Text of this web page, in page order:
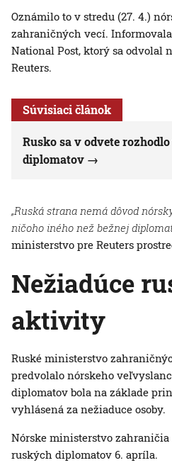
Oznámilo to v stredu (27. 4.)
zahraničných vecí.
National Post, ktorý sa odvolal
Reuters.
Súvisiaci článok
Rusko sa v odvete
diplomatov
„Ruská strana nemá dôvod
ničoho iného než bežnej
ministerstvo pre Reuters
Nežiadúce
aktivity
Ruské ministerstvo
predvolalo nórskeho
diplomatov bola na základe
vyhlásená za nežiaduce osoby.
Nórske ministerstvo
ruských diplomatov 6. apríla.